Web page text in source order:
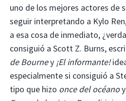
uno de los mejores actores de
seguir interpretando a Kylo
a esa cosa de inmediato,
consiguió a Scott Z. Burns,
de Bourney ¡El informante!
especialmente si consiguió a
tipo que hizo once del océanoy